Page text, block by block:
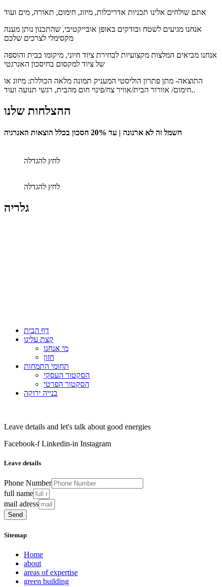
אתם שולחים אלינו תכניות אדריכלות, מיזוג, חימום, תאורה, מים ועוד
אנחנו מגיעים לשטח ובודקים באופן אובייקטיבי, שהתכנון נותן מענה
מקסימלי לצרכים שלכם
אנחנו מביאים המלצות מקצועיות לבחירת ציוד חיוני, מיקומו בבית והוספה
של ציוד למקסום בחיסכון האנרגטי
התוצאה- מתן פתרון הוליסטי המעניק תמונה מלאה הכוללת: מיזוג או
חימום/ אוורור הבית/אוויר צח/פינוי חום מהבית, רגשי תנועה ועוד..
ההצלחות שלנו
חשמל זה לא ארנונה | עד 20% חסכון בכלל הוצאות האנרגיה
לחץ להגדלה
לחץ להגדלה
גלריה
דף הבית
קצת עלינו
מי אנחנו
חזון
תחומי התמחות
הסקטור העסקי
הסקטור הפרטי
בנייה ירוקה
Leave details and let's talk about good energies
Facebook-f Linkedin-in Instagram
Leave details
Phone Number
full name
mail adress
Send
Sitemap
Home
about
areas of expertise
green building